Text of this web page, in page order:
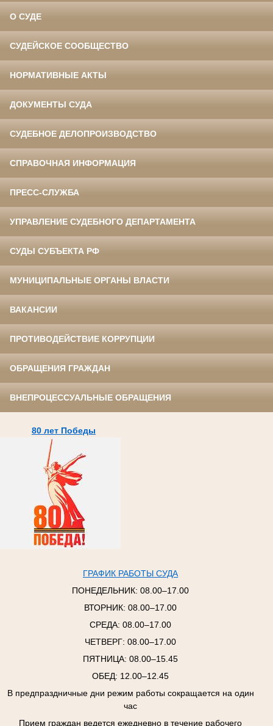
О СУДЕ
СУДЕЙСКОЕ СООБЩЕСТВО
НОРМАТИВНЫЕ АКТЫ
ДОКУМЕНТЫ СУДА
СУДЕБНОЕ ДЕЛОПРОИЗВОДСТВО
СПРАВОЧНАЯ ИНФОРМАЦИЯ
ПРЕСС-СЛУЖБА
УПРАВЛЕНИЕ СУДЕБНОГО ДЕПАРТАМЕНТА
СУДЫ СУБЪЕКТА РФ
МУНИЦИПАЛЬНЫЕ ОРГАНЫ ВЛАСТИ
ВАКАНСИИ
ПРОТИВОДЕЙСТВИЕ КОРРУПЦИИ
ОБРАЩЕНИЯ ГРАЖДАН
ВНЕПРОЦЕССУАЛЬНЫЕ ОБРАЩЕНИЯ
80 лет Победы
ГРАФИК РАБОТЫ СУДА
ПОНЕДЕЛЬНИК: 08.00–17.00
ВТОРНИК: 08.00–17.00
СРЕДА: 08.00–17.00
ЧЕТВЕРГ: 08.00–17.00
ПЯТНИЦА: 08.00–15.45
ОБЕД: 12.00–12.45
В предпраздничные дни режим работы сокращается на один
час
Прием граждан ведется ежедневно в течение рабочего